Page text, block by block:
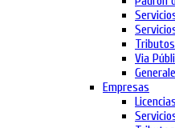
Tributos
Via
Empresas